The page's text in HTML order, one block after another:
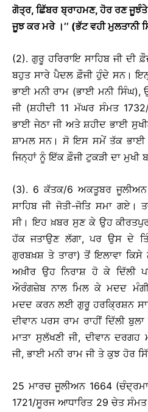
ਗੋਤ੍ਰ, ਛਿੱਬਰ ਬ੍ਰਾਹਮਣ, ਹੋਰ ਰਣ
ਜੂਝ ਕਰ ਮਰੇ ।’’ (ਭੱਟ ਵਹੀ ਮੁਲਤਾਨੀ
(2). ਗੁਰੂ ਹਰਿਰਾਇ ਸਾਹਿਬ ਜੀ ਦੀ
ਬਹੁਤ ਸਾਰੇ ਪੈਦਲ ਫ਼ੌਜੀ ਹੁੰਦੇ ਸਨ।
ਭਾਈ ਮਨੀ ਰਾਮ (ਭਾਈ ਮਨੀ ਸਿੰਘ),
ਜੀ (ਸ਼ਹੀਦੀ 11 ਮੱਘਰ ਸੰਮਤ
ਭਾਈ ਜੇਠਾ ਜੀ ਅਤੇ ਸ਼ਹੀਦ ਭਾਈ
ਸ਼ਾਮਲ ਸਨ। ਸੋ ਇਸ ਸਮੇਂ ਤੱਕ ਭਾਈ
ਜਿਨ੍ਹਾਂ ਨੂੰ ਇੱਕ ਫ਼ੌਜੀ ਟੁਕੜੀ ਦਾ ਮੁਖੀ
(3). 6 ਕੱਤਕ/6 ਅਕਤੂਬਰ ਜੂਲੀਅਨ
ਸਾਹਿਬ ਜੀ ਜੋਤੀ-ਜੋਤਿ ਸਮਾ ਗਏ।
ਸੀ। ਇਹ ਖ਼ਬਰ ਸੁਣ ਕੇ ਉਹ
ਹੱਕ ਜਤਾਉਣ ਲੱਗਾ, ਪਰ ਉਸ ਦੇ
ਗੁਰਬਖ਼ਸ਼ ਤੇ ਤਾਰਾ) ਤੋਂ ਇਲਾਵਾ ਕਿਸੇ
ਅਖ਼ੀਰ ਉਹ ਨਿਰਾਸ਼ ਹੋ ਕੇ ਦਿੱਲੀ
ਔਰੰਗਜ਼ੇਬ ਨਾਲ ਮਿਲ ਕੇ ਮਦਦ
ਮਦਦ ਕਰਨ ਲਈ ਗੁਰੂ ਹਰਕ੍ਰਿਸ਼ਨ
ਦੀਵਾਨ ਪਰਸ ਰਾਮ ਰਾਹੀਂ ਦਿੱਲੀ
ਮਾਤਾ ਸੁਲੱਖਣੀ ਜੀ, ਦੀਵਾਨ
ਜੀ, ਭਾਈ ਮਨੀ ਰਾਮ ਜੀ ਤੇ ਕੁਝ ਹੋਰ
25 ਮਾਰਚ ਜੂਲੀਅਨ 1664
1721/ਸੂਰਜ ਆਧਾਰਿਤ 29 ਚੇਤ